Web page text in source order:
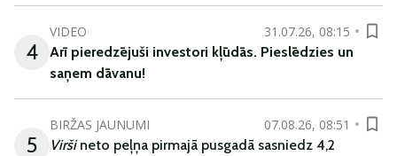
4
VIDEO
31.07.26, 08:15
Arī pieredzējuši investori kļūdās. Pieslēdzies un
saņem dāvanu!
5
BIRŽAS JAUNUMI
07.08.26, 08:51
Viršineto peļņa pirmajā pusgadā sasniedz 4,2